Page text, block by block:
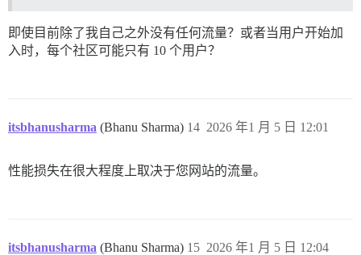
即使目前除了我自己之外没有任何流量？或者当用户开始加
入时，每个社区可能只有 10 个用户？
itsbhanusharma (Bhanu Sharma) 2026 年1 月 5 日 12:01
14
性能损失在很大程度上取决于您网站的流量。
itsbhanusharma (Bhanu Sharma) 2026 年1 月 5 日 12:04
15